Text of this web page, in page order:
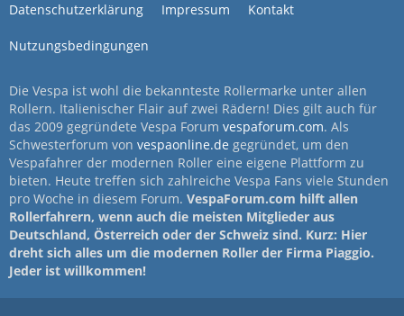
Datenschutzerklärung Impressum Kontakt
Nutzungsbedingungen
Die Vespa ist wohl die bekannteste Rollermarke unter allen
Rollern. Italienischer Flair auf zwei Rädern! Dies gilt auch für
das 2009 gegründete Vespa Forum vespaforum.com. Als
Schwesterforum von vespaonline.de gegründet, um den
Vespafahrer der modernen Roller eine eigene Plattform zu
bieten. Heute treffen sich zahlreiche Vespa Fans viele Stunden
pro Woche in diesem Forum. VespaForum.com hilft allen
Rollerfahrern, wenn auch die meisten Mitglieder aus
Deutschland, Österreich oder der Schweiz sind. Kurz: Hier
dreht sich alles um die modernen Roller der Firma Piaggio.
Jeder ist willkommen!